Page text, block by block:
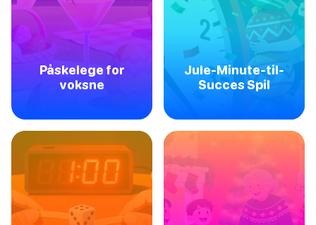
Påskelege for
voksne
Jule-Minute-til-
Succes Spil